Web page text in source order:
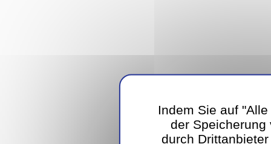
Indem Sie auf
der Speicherung
durch